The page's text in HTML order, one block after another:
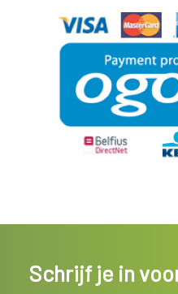
Schrijf je in